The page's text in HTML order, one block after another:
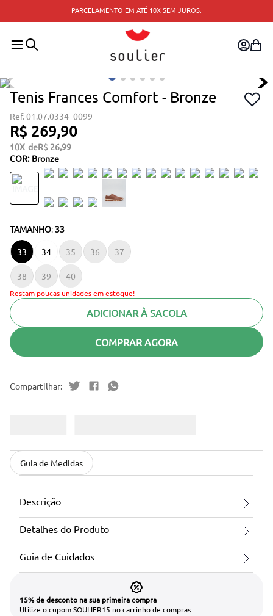
PARCELAMENTO EM ATÉ 10X SEM JUROS.
Tenis Frances Comfort - Bronze
01.07.0334_0099
R$ 269,90
10 R$ 26,99
COR: Bronze
TAMANHO: 33
33 34 35 36 37
38 39 40
Restam poucas unidades em estoque!
ADICIONAR À SACOLA
COMPRAR AGORA
Guia de Medidas
Descrição
Detalhes do Produto
Guia de Cuidados
15% de desconto na sua primeira compra
Utilize o cupom SOULIER15 no carrinho de compras